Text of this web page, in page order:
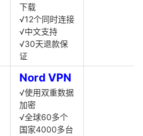
下载
√12个同时连接
√中文支持
√30天退款保
证
Nord VPN
√使用双重数据
加密
√全球60多个
国家4000多台